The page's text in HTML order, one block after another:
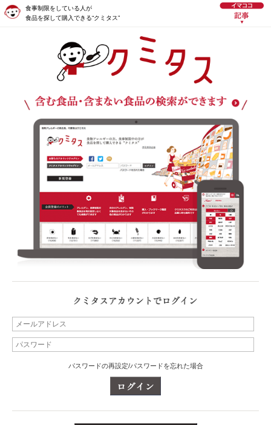
食事制限をしている人が
食品を探して購入できる“クミタス”
パスワードの再設定/パスワードを忘れた場合